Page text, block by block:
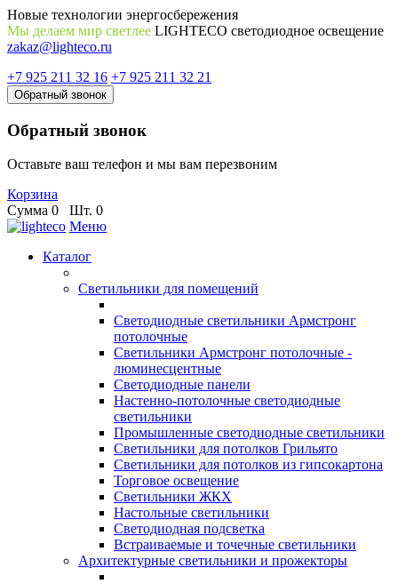
Новые технологии энергосбережения
Мы делаем мир светлее LIGHTECO светодиодное освещение
zakaz@lighteco.ru
+7 925 211 32 16 +7 925 211 32 21
Обратный звонок
Обратный звонок
Оставьте ваш телефон и мы вам перезвоним
Корзина
Сумма 0 Шт. 0
Меню
Каталог
Светильники для помещений
Светодиодные светильники Армстронг
потолочные
Светильники Армстронг потолочные -
люминесцентные
Светодиодные панели
Настенно-потолочные светодиодные
светильники
Промышленные светодиодные светильники
Светильники для потолков Грильято
Светильники для потолков из гипсокартона
Торговое освещение
Светильники ЖКХ
Настольные светильники
Светодиодная подсветка
Встраиваемые и точечные светильники
Архитектурные светильники и прожекторы